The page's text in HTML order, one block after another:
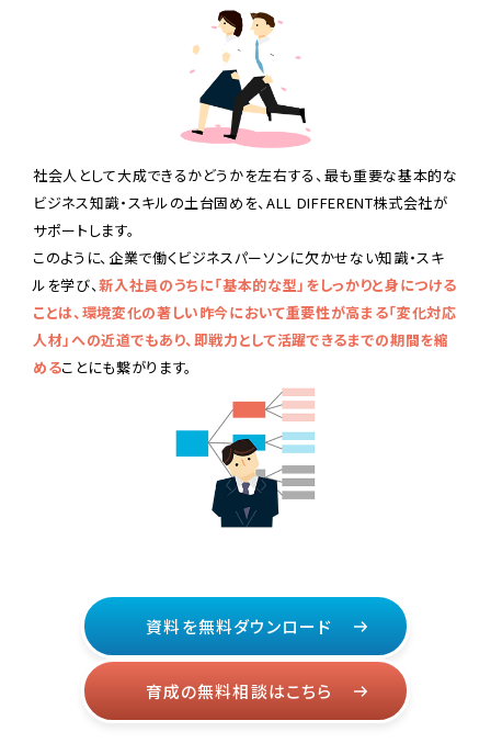
このように、企業で働くビジネスパーソンに欠かせない知識・スキ
ルを学び、新入社員のうちに「基本的な型」をしっかりと身につける
ことは、環境変化の著しい昨今において重要性が高まる「変化対応
人材」への近道でもあり、即戦力として活躍できるまでの期間を縮
めることにも繋がります。
社会人として大成できるかどうかを左右する、最も重要な基本的な
ビジネス知識・スキルの土台固めを、ALL DIFFERENT株式会社が
サポートします。
資料を無料ダウンロード
育成の無料相談はこちら